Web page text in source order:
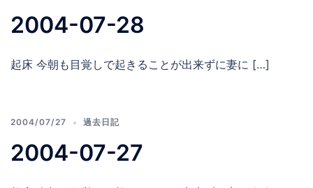
2004-07-28
起床 今朝も目覚しで起きることが出来ずに妻に […]
2004/07/27 過去日記
2004-07-27